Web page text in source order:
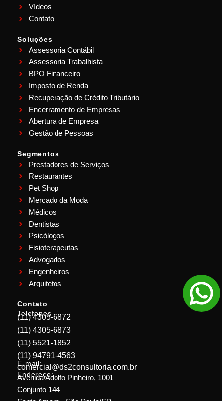
Vídeos
Contato
Soluções
Assessoria Contábil
Assessoria Trabalhista
BPO Financeiro
Imposto de Renda
Recuperação de Crédito Tributário
Encerramento de Empresas
Abertura de Empresa
Gestão de Pessoas
Segmentos
Prestadores de Serviços
Restaurantes
Pet Shop
Mercado da Moda
Médicos
Dentistas
Psicólogos
Fisioterapeutas
Advogados
Engenheiros
Arquitetos
Contato
Telefones
(11) 4305-6872
(11) 4305-6873
(11) 5521-1852
(11) 94791-4563
E-mail:
comercial@ds2consultoria.com.br
Endereço:
Avenida Adolfo Pinheiro, 1001
Conjunto 144